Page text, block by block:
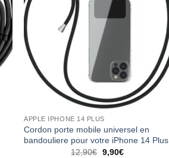
APPLE IPHONE 14 PLUS
Cordon porte mobile universel en
bandouliere pour votre iPhone 14 Plus
12,90€ 9,90€